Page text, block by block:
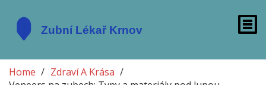
Home
Zdraví A Krása